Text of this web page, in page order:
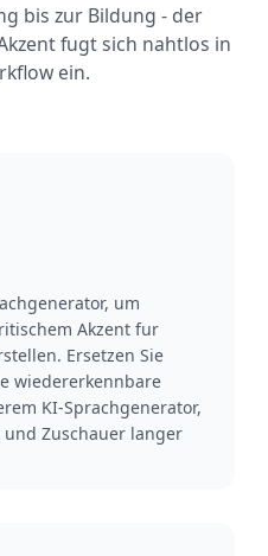
bis zur Bildung - der
fugt sich nahtlos in
ein.
um
Akzent fur
Ersetzen Sie
wiedererkennbare
KI-Sprachgenerator,
Zuschauer langer